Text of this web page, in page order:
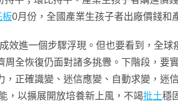
板0月份，全國產業生孩子者出廠價錢和
效進一個步驟浮現。但也要看到，全
全恢復仍面對諸多挑釁。下階段，要
正確識變、迷信應變、自動求變，迷
，以擴展開放培養新上風，不竭批土穩